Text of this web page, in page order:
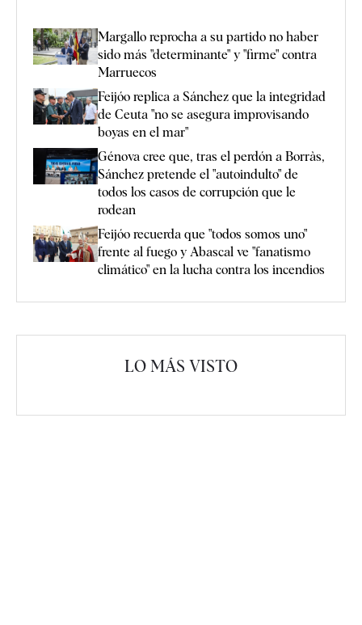
Margallo reprocha a su partido no haber
sido más "determinante" y "firme" contra
Marruecos
Feijóo replica a Sánchez que la integridad
de Ceuta "no se asegura improvisando
boyas en el mar"
Génova cree que, tras el perdón a Borràs,
Sánchez pretende el "autoindulto" de
todos los casos de corrupción que le
rodean
Feijóo recuerda que "todos somos uno"
frente al fuego y Abascal ve "fanatismo
climático" en la lucha contra los incendios
LO MÁS VISTO